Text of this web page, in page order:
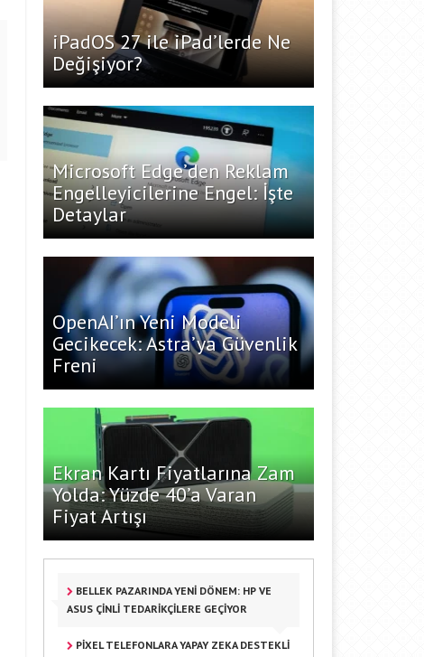
iPadOS 27 ile iPad’lerde Ne
Değişiyor?
Microsoft Edge’den Reklam
Engelleyicilerine Engel: İşte
Detaylar
OpenAI’ın Yeni Modeli
Gecikecek: Astra’ya Güvenlik
Freni
Ekran Kartı Fiyatlarına Zam
Yolda: Yüzde 40’a Varan
Fiyat Artışı
BELLEK PAZARINDA YENI DÖNEM: HP VE
ASUS ÇINLI TEDARIKÇILERE GEÇIYOR
PIXEL TELEFONLARA YAPAY ZEKA DESTEKLI